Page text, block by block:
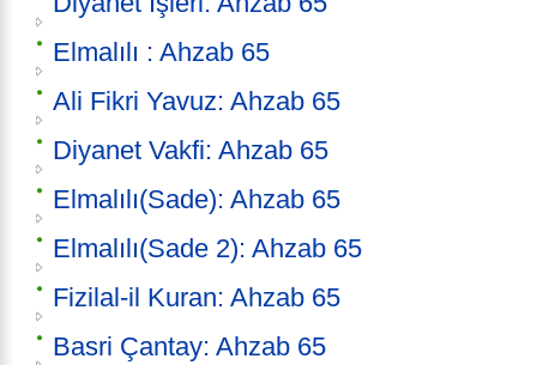
Elmalılı : Ahzab 65
Ali Fikri Yavuz: Ahzab 65
Diyanet Vakfi: Ahzab 65
Elmalılı(Sade): Ahzab 65
Elmalılı(Sade 2): Ahzab 65
Fizilal-il Kuran: Ahzab 65
Basri Çantay: Ahzab 65